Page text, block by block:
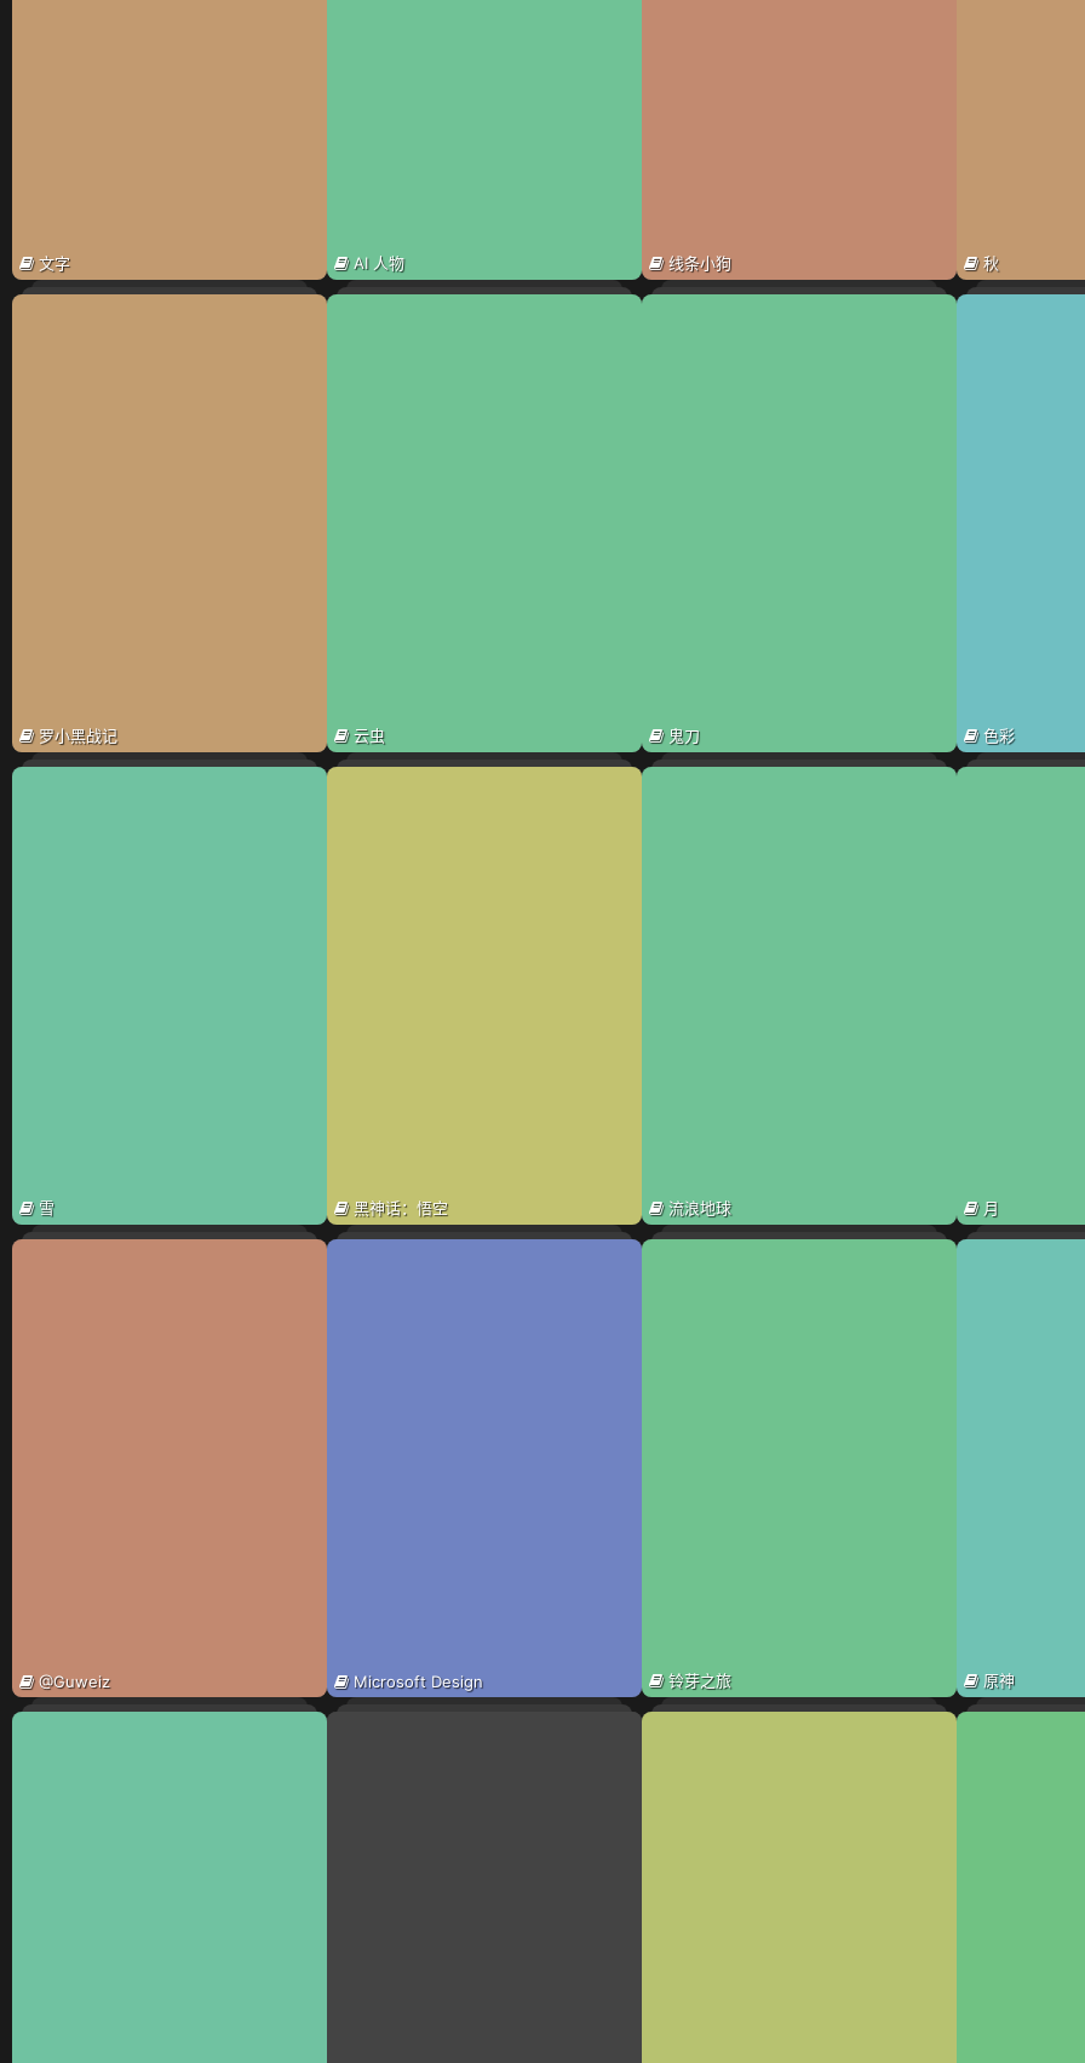
文字 AI 人物 线条小狗 秋
罗小黑战记 云虫 鬼刀 色彩
雪 黑神话：悟空 流浪地球 月
@Guweiz Microsoft Design 铃芽之旅 原神